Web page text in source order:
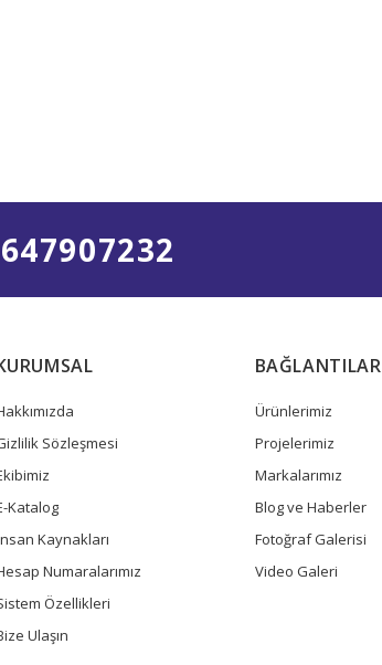
Sözleşmesi
Katalog
Kaynakları
Numaralarımız
Özellikleri
Ulaşın
BAĞLANTILAR
Ürünlerimiz
Projelerimiz
Markalarımız
Blog ve Haberler
Fotoğraf Galerisi
Video Galeri